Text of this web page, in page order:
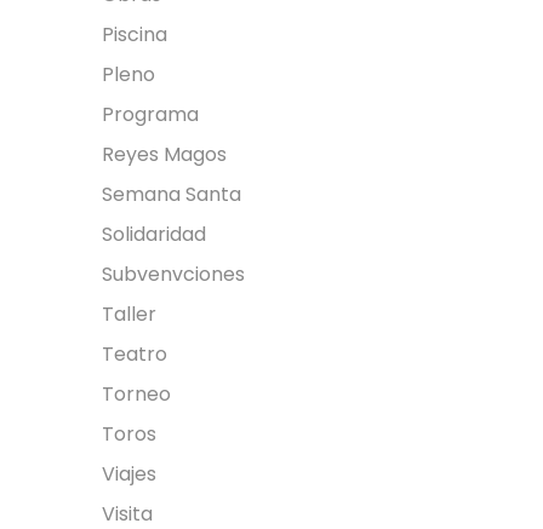
Continuar Leyendo
Piscina
Pleno
Programa
Reyes Magos
Semana Santa
Solidaridad
Subvenvciones
Taller
Teatro
Torneo
Toros
Viajes
Visita